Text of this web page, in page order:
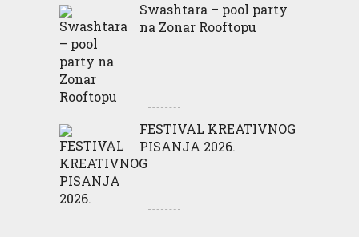
Swashtara – pool party
na Zonar Rooftopu
FESTIVAL KREATIVNOG
PISANJA 2026.